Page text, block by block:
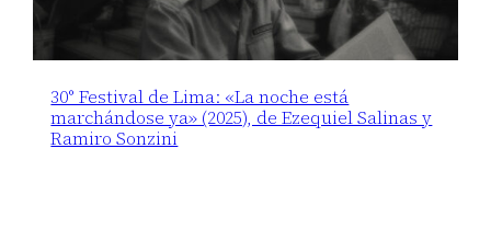
30° Festival de Lima: «La noche está
marchándose ya» (2025), de Ezequiel Salinas y
Ramiro Sonzini